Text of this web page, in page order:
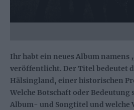
Ihr habt ein neues Album
veröffentlicht. Der Titel bedeutet
Hälsingland, einer historischen
Welche Botschaft oder
Album- und Songtitel und welche